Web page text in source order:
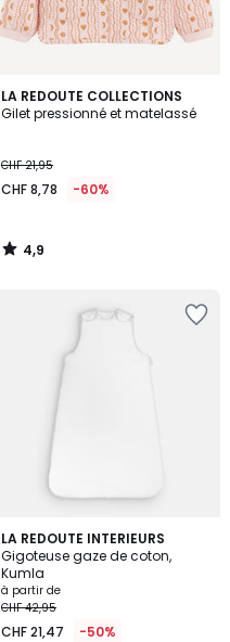
LA REDOUTE COLLECTIONS
Gilet pressionné et matelassé
CHF 21,95
CHF 8,78 -60%
4,9
/ 5
4,9
/
LA REDOUTE INTERIEURS
Gigoteuse gaze de coton,
Kumla
à partir de
CHF 42,95
CHF 21,47 -50%
4,3
/ 5
4
Couleurs